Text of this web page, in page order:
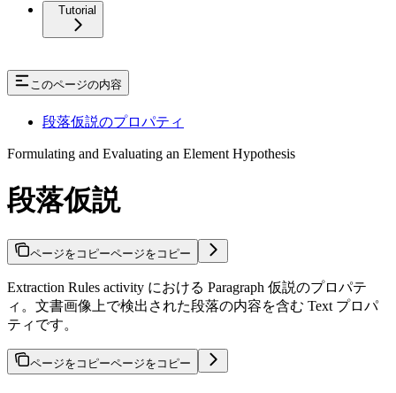
Tutorial
このページの内容
段落仮説のプロパティ
Formulating and Evaluating an Element Hypothesis
段落仮説
ページをコピーページをコピー
Extraction Rules activity における Paragraph 仮説のプロパテ
ィ。文書画像上で検出された段落の内容を含む Text プロパ
ティです。
ページをコピーページをコピー